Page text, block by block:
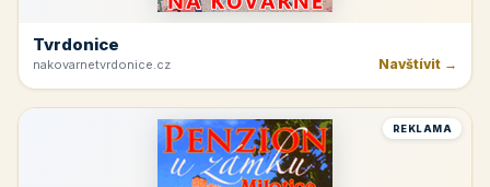
Tvrdonice
nakovarnetvrdonice.cz Navštívit →
REKLAMA